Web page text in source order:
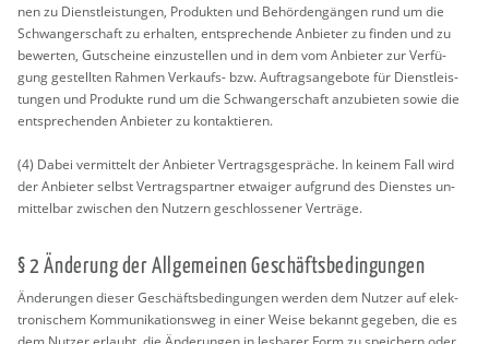
nen zu Dienst­leis­tun­gen, Pro­duk­ten und Be­hör­den­gän­gen rund um die
Schwan­ger­schaft zu er­hal­ten, ent­spre­chen­de An­bie­ter zu fin­den und zu
be­wer­ten, Gut­schei­ne ein­zu­stel­len und in dem vom An­bie­ter zur Ver­fü­
gung ge­stell­ten Rah­men Ver­kaufs- bzw. Auf­trags­an­ge­bo­te für Dienst­leis­
tun­gen und Pro­duk­te rund um die Schwan­ger­schaft an­zu­bie­ten sowie die
ent­spre­chen­den An­bie­ter zu kon­tak­tie­ren.
(4) Dabei ver­mit­telt der An­bie­ter Ver­trags­ge­sprä­che. In kei­nem Fall wird
der An­bie­ter selbst Ver­trags­part­ner et­wai­ger auf­grund des Diens­tes un­
mit­tel­bar zwi­schen den Nut­zern ge­schlos­se­ner Ver­trä­ge.
§ 2 Än­de­rung der All­ge­mei­nen Ge­schäfts­be­din­gun­gen
Än­de­run­gen die­ser Ge­schäfts­be­din­gun­gen wer­den dem Nut­zer auf elek­
tro­ni­schem Kom­mu­ni­ka­ti­ons­weg in einer Weise be­kannt ge­ge­ben, die es